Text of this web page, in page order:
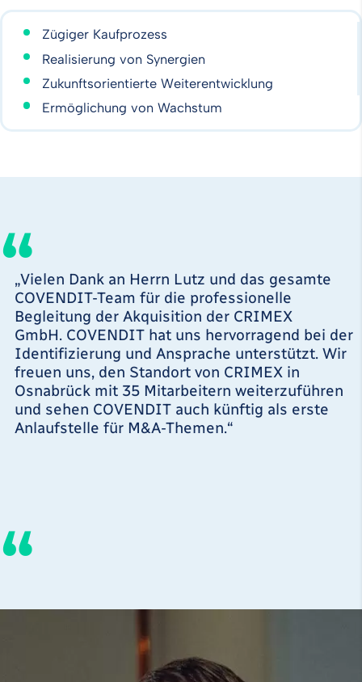
Zügiger Kaufprozess
Realisierung von Synergien
Zukunftsorientierte Weiterentwicklung
Ermöglichung von Wachstum
„Vielen Dank an Herrn Lutz und das gesamte
COVENDIT-Team für die professionelle
Begleitung der Akquisition der CRIMEX
GmbH. COVENDIT hat uns hervorragend bei der
Identifizierung und Ansprache unterstützt. Wir
freuen uns, den Standort von CRIMEX in
Osnabrück mit 35 Mitarbeitern weiterzuführen
und sehen COVENDIT auch künftig als erste
Anlaufstelle für M&A-Themen.“